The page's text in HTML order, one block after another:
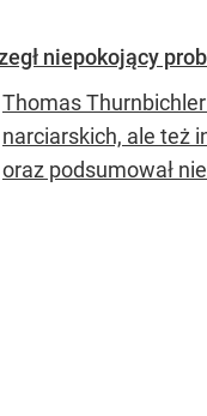
niepokojący
Thomas
narciarskich, ale też
oraz podsumował